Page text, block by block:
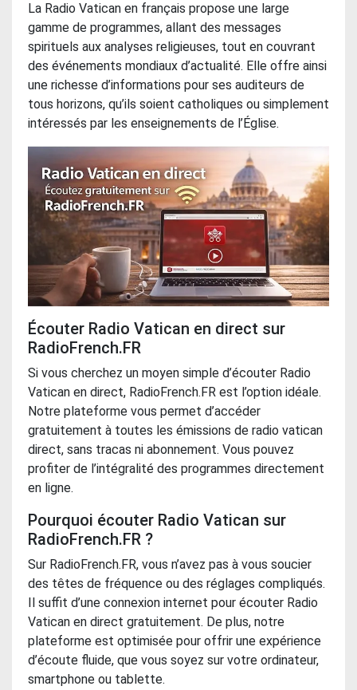
La Radio Vatican en français propose une large
gamme de programmes, allant des messages
spirituels aux analyses religieuses, tout en couvrant
des événements mondiaux d’actualité. Elle offre ainsi
une richesse d’informations pour ses auditeurs de
tous horizons, qu’ils soient catholiques ou simplement
intéressés par les enseignements de l’Église.
Écouter Radio Vatican en direct sur
RadioFrench.FR
Si vous cherchez un moyen simple d’écouter Radio
Vatican en direct, RadioFrench.FR est l’option idéale.
Notre plateforme vous permet d’accéder
gratuitement à toutes les émissions de radio vatican
direct​, sans tracas ni abonnement. Vous pouvez
profiter de l’intégralité des programmes directement
en ligne.
Pourquoi écouter Radio Vatican sur
RadioFrench.FR ?
Sur RadioFrench.FR, vous n’avez pas à vous soucier
des têtes de fréquence ou des réglages compliqués.
Il suffit d’une connexion internet pour écouter Radio
Vatican en direct gratuitement. De plus, notre
plateforme est optimisée pour offrir une expérience
d’écoute fluide, que vous soyez sur votre ordinateur,
smartphone ou tablette.